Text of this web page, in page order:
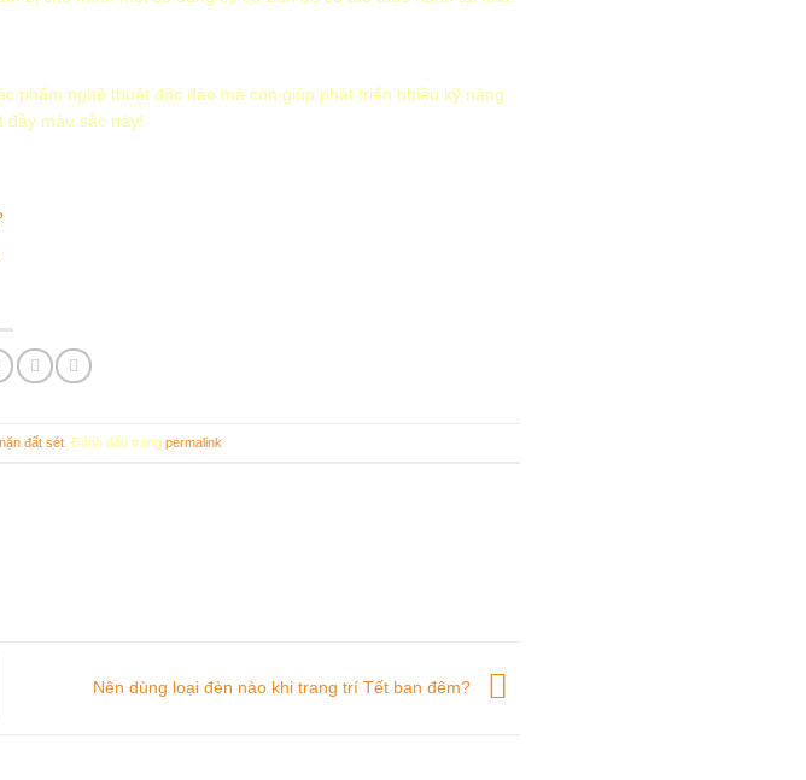
phẩm nghệ thuật độc đáo mà còn giúp phát triển nhiều kỹ năng
đầy màu sắc này!
đất sét . Đánh dấu trang permalink
Nên dùng loại đèn nào khi trang trí Tết ban đêm?